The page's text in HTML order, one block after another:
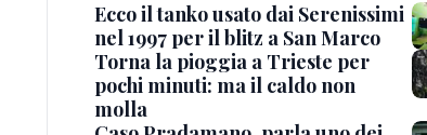
Ecco il tanko usato dai Serenissimi
nel 1997 per il blitz a San Marco
Torna la pioggia a Trieste per
pochi minuti: ma il caldo non
molla